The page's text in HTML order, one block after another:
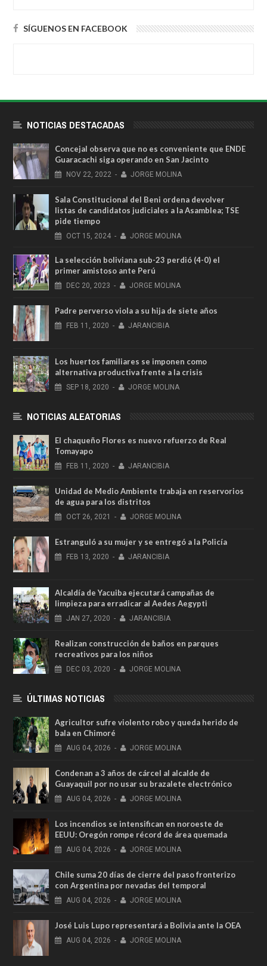
SÍGUENOS EN FACEBOOK
NOTICIAS DESTACADAS
Concejal observa que no es conveniente que ENDE
Guaracachi siga operando en San Jacinto
NOV 22, 2022 - JORGE MOLINA
Sala Constitucional del Beni ordena devolver
listas de candidatos judiciales a la Asamblea; TSE
pide tiempo
OCT 15, 2024 - JORGE MOLINA
La selección boliviana sub-23 perdió (4-0) el
primer amistoso ante Perú
DEC 20, 2023 - JORGE MOLINA
Padre perverso viola a su hija de siete años
FEB 11, 2020 - JARANCIBIA
Los huertos familiares se imponen como
alternativa productiva frente a la crisis
SEP 18, 2020 - JORGE MOLINA
NOTICIAS ALEATORIAS
El chaqueño Flores es nuevo refuerzo de Real
Tomayapo
FEB 11, 2020 - JARANCIBIA
Unidad de Medio Ambiente trabaja en reservorios
de agua para los distritos
OCT 26, 2021 - JORGE MOLINA
Estranguló a su mujer y se entregó a la Policía
FEB 13, 2020 - JARANCIBIA
Alcaldía de Yacuiba ejecutará campañas de
limpieza para erradicar al Aedes Aegypti
JAN 27, 2020 - JARANCIBIA
Realizan construcción de baños en parques
recreativos para los niños
DEC 03, 2020 - JORGE MOLINA
ÚLTIMAS NOTICIAS
Agricultor sufre violento robo y queda herido de
bala en Chimoré
AUG 04, 2026 - JORGE MOLINA
Condenan a 3 años de cárcel al alcalde de
Guayaquil por no usar su brazalete electrónico
AUG 04, 2026 - JORGE MOLINA
Los incendios se intensifican en noroeste de
EEUU: Oregón rompe récord de área quemada
AUG 04, 2026 - JORGE MOLINA
Chile suma 20 días de cierre del paso fronterizo
con Argentina por nevadas del temporal
AUG 04, 2026 - JORGE MOLINA
José Luis Lupo representará a Bolivia ante la OEA
AUG 04, 2026 - JORGE MOLINA